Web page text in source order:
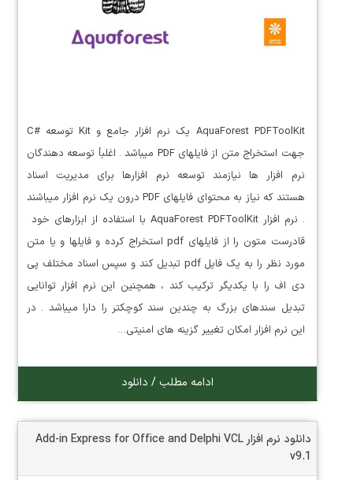
AquaForest PDFToolKit یک نرم افزار جامع و Kit توسعه #C
جهت استخراج متن از فایلهای PDF میباشد . اغلبأ توسعه دهندگان
نرم افزار ها نیازمند توسعه نرم افزارها برای مدیریت اسناد
هستند که نیاز به محتوای فایلهای PDF درون یک نرم افزار میباشند
. نرم افزار AquaForest PDFToolKit با استفاده از ابزارهای خود
قادرست متون را از فایلهای pdf استخراج کرده و فایلها و یا متن
مورد نظر را به یک فایل pdf تبدیل کند و سپس اسناد مختلف پی
دی اف را با یکدیگر ترکیب کند ، همچنین این نرم افزار توانایی
تبدیل سندهای بزرگ به چندین سند کوچکتر را دارا میباشد . در
این نرم افزار امکان تغییر گزینه های امنیتی…
ادامه مطلب / دانلود
دانلود نرم افزار Add-in Express for Office and Delphi VCL
v9.1